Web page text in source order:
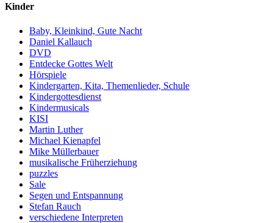
Kinder
Baby, Kleinkind, Gute Nacht
Daniel Kallauch
DVD
Entdecke Gottes Welt
Hörspiele
Kindergarten, Kita, Themenlieder, Schule
Kindergottesdienst
Kindermusicals
KISI
Martin Luther
Michael Kienapfel
Mike Müllerbauer
musikalische Früherziehung
puzzles
Sale
Segen und Entspannung
Stefan Rauch
verschiedene Interpreten